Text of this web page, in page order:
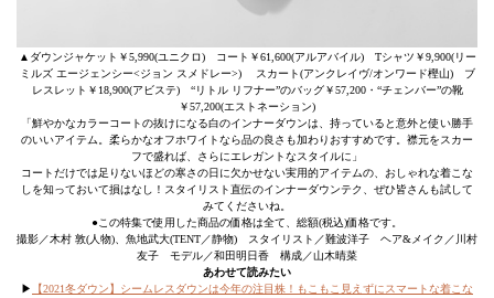
▲ダウンジャケット￥5,990(ユニクロ) コート￥61,600(アルアバイル) Tシャツ￥9,900(リー
ミルズ エージェンシー<ジョン スメドレー>) スカート(アンクレイヴ/オンワード樫山) ブ
レスレット￥18,900(アビステ) “リトル リフナー”のバッグ￥57,200・“チェンバー”の靴
￥57,200(エストネーション)
「鮮やかなカラーコートの抜けになる白のインナーダウンは、持っていると意外と使い勝手
のいいアイテム。柔らかなオフホワイトなら品の良さも加わりおすすめです。襟元をスカー
フで盛れば、さらにエレガントなスタイルに」
コートだけでは足りないほどの寒さの日に欠かせない実用的アイテムの、おしゃれな着こな
しを知っておいて損はなし！スタイリスト直伝のインナーダウンテク、ぜひ皆さんも試して
みてくださいね。
●この特集で使用した商品の価格は全て、総額(税込)価格です。
撮影／木村 敦(人物)、魚地武大(TENT／静物) スタイリスト／難波洋子 ヘア&メイク／川村
友子 モデル／和田明日香 構成／山木晴菜
あわせて読みたい
▶︎
【2021冬ダウン】シームレスダウンは今年の注目株！もこもこ見えずにスマートな着こな